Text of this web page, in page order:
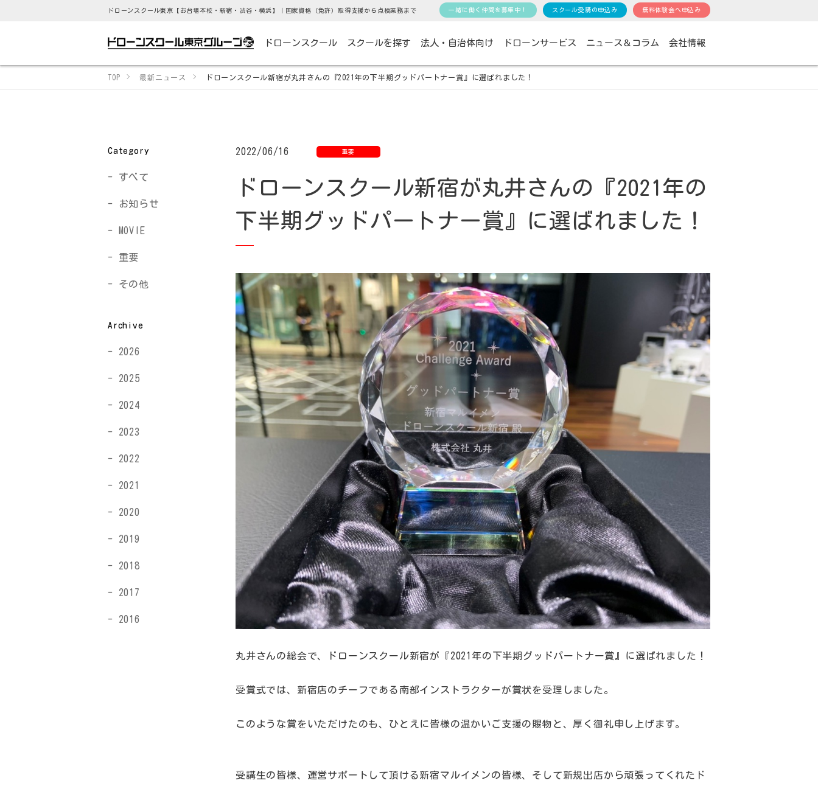
ドローンスクール東京【お台場本校・新宿・渋谷・横浜】｜国家資格（免許）取得支援から点検業務まで
ドローンスクール スクールを探す 法人・自治体向け ドローンサービス ニュース＆コラム 会社情報
一緒に働く仲間を募集中！ スクール受講の申込み 無料体験会へ申込み
TOP 最新ニュース ドローンスクール新宿が丸井さんの『2021年の下半期グッドパートナー賞』に選ばれました！
2022/06/16 重要
ドローンスクール新宿が丸井さんの『2021年の
下半期グッドパートナー賞』に選ばれました！
丸井さんの総会で、ドローンスクール新宿が『2021年の下半期グッドパートナー賞』に選ばれました！
受賞式では、新宿店のチーフである南部インストラクターが賞状を受理しました。
このような賞をいただけたのも、ひとえに皆様の温かいご支援の賜物と、厚く御礼申し上げます。
受講生の皆様、運営サポートして頂ける新宿マルイメンの皆様、そして新規出店から頑張ってくれたド
Category
すべて
お知らせ
MOVIE
重要
その他
Archive
2026
2025
2024
2023
2022
2021
2020
2019
2018
2017
2016